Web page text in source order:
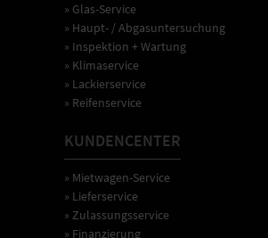
» Glas-Service
» Haupt- / Abgasuntersuchung
» Inspektion + Wartung
» Klimaservice
» Lackierservice
» Reifenservice
KUNDENCENTER
» Mietwagen-Service
» Lieferservice
» Zulassungsservice
» Finanzierung